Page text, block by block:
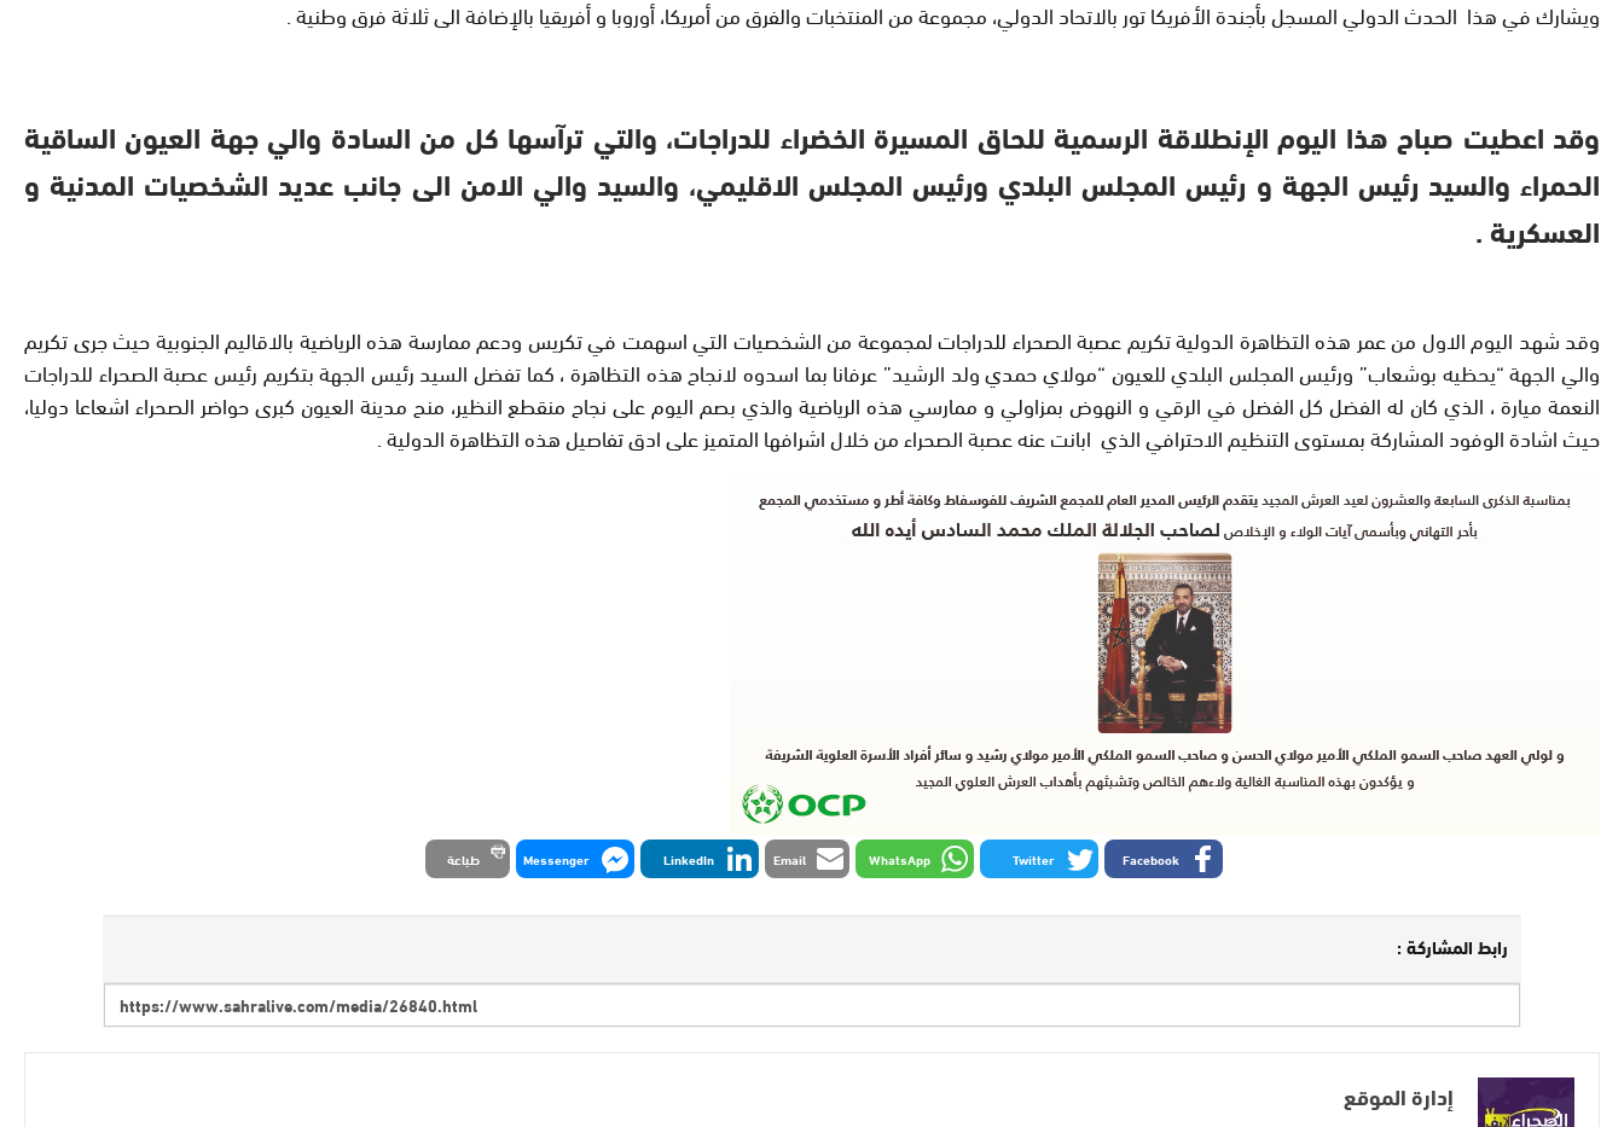
ويشارك في هذا الحدث الدولي المسجل بأجندة الأفريكا تور بالاتحاد الدولي، مجموعة من المنتخبات والفرق من أمريكا، أوروبا و أفريقيا بالإضافة الى ثلاثة فرق وطنية.
وقد اعطيت صباح هذا اليوم اﻹنطلاقة الرسمية للحاق المسيرة الخضراء للدراجات، والتي ترآسها كل من السادة والي جهة العيون الساقية
الحمراء والسيد رئيس الجهة و رئيس المجلس البلدي ورئيس المجلس الاقليمي، والسيد والي الامن الى جانب عديد الشخصيات المدنية و
العسكرية .
وقد شهد اليوم الاول من عمر هذه التظاهرة الدولية تكريم عصبة الصحراء للدراجات لمجموعة من الشخصيات التي اسهمت في تكريس ودعم ممارسة هذه الرياضية بالاقاليم الجنوبية حيث جرى تكريم
والي الجهة “يحظيه بوشعاب” ورئيس المجلس البلدي للعيون “مولاي حمدي ولد الرشيد” عرفانا بما اسدوه لانجاح هذه التظاهرة ، كما تفضل السيد رئيس الجهة بتكريم رئيس عصبة الصحراء للدراجات
النعمة ميارة ، الذي كان له الفضل كل الفضل في الرقي و النهوض بمزاولي و ممارسي هذه الرياضية والذي بصم اليوم على نجاح منقطع النظير، منح مدينة العيون كبرى حواضر الصحراء اشعاعا دوليا،
حيث اشادة الوفود المشاركة بمستوى التنظيم الاحترافي الذي ابانت عنه عصبة الصحراء من خلال اشرافها المتميز على ادق تفاصيل هذه التظاهرة الدولية.
Facebook
Twitter
WhatsApp
Email
LinkedIn
Messenger طباعة
رابط المشاركة :
إدارة الموقع